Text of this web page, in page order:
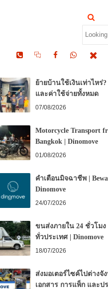
RECENT POSTS
ย้ายบ้านใช้เงินเท่าไหร่
และค่าใช้จ่ายทั้งหมด
07/08/2026
Motorcycle Transport
Bangkok | Dinomove
01/08/2026
คำเตือนมิจฉาชีพ |
Dinomove
24/07/2026
ขนส่งภายใน 24 ชั่วโม
ทั่วประเทศ | Dinomove
18/07/2026
ส่งมอเตอร์ไซค์ไปต่าง
เอกสาร การแพ็ก และป